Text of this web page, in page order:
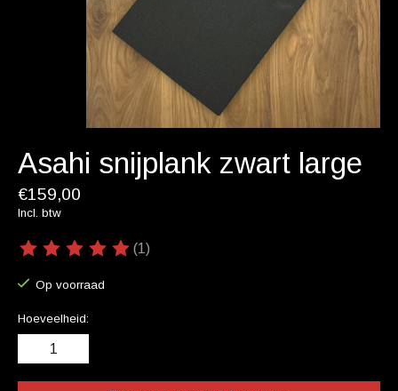
Asahi snijplank zwart large
€159,00
Incl. btw
De beoordeling van dit product is
(1)
Op voorraad
Hoeveelheid: